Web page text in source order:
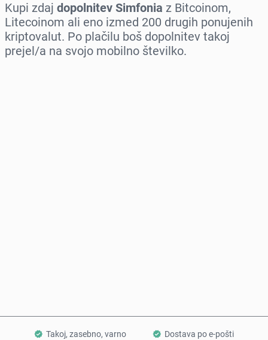
Kupi zdaj dopolnitev Simfonia z Bitcoinom,
Litecoinom ali eno izmed 200 drugih ponujenih
kriptovalut. Po plačilu boš dopolnitev takoj
prejel/a na svojo mobilno številko.
Takoj, zasebno, varno Dostava po e-pošti